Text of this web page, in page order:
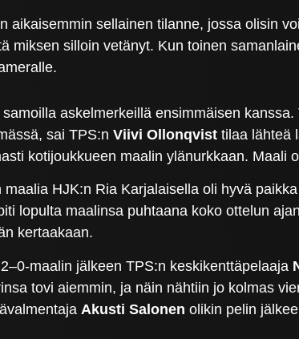
aikaisemmin sellainen tilanne, jossa olisin
miksen silloin vetänyt. Kun toinen
askelmerkeillä ensimmäisen
sai TPS:nViivi Ollonqvist tilaa lähteä
kotijoukkueen maalin ylänurkkaan. Maali
HJK:n Ria Karjalaisella oli hyvä
lopulta maalinsa puhtaana koko ottelun
kertaakaan.
maalin jälkeen TPS:n keskikenttäpelaaja
tovi aiemmin, ja näin nähtiin jo kolmas
Akusti Salonen olikin pelin